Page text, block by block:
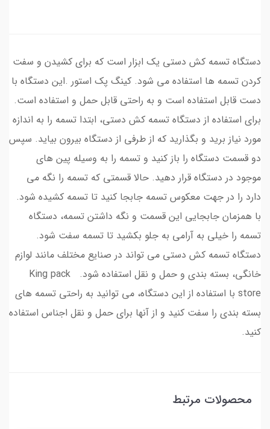
دستگاه تسمه کش دستی یک ابزار است که برای کشیدن و سفت
کردن تسمه ها استفاده می شود. کینگ پک استور .این دستگاه با
دست قابل استفاده است و به راحتی قابل حمل و استفاده است.
برای استفاده از دستگاه تسمه کش دستی، ابتدا تسمه را به اندازه
مورد نیاز برید و بگذارید که از طرفی از دستگاه بیرون بیاید. سپس
دو قسمت دستگاه را باز کنید و تسمه را به وسیله پین های
موجود در دستگاه قرار دهید. حالا قسمتی که تسمه را نگه می
دارد را در جهت معکوس تسمه جابجا کنید تا تسمه کشیده شود.
با همزمان جابجایی این قسمت و نگه داشتن تسمه، دستگاه
تسمه را خیلی به آرامی به جلو بکشید تا تسمه سفت شود.
دستگاه تسمه کش دستی می تواند در صنایع مختلف مانند لوازم
خانگی، بسته بندی و حمل و نقل استفاده شود. King pack
store با استفاده از این دستگاه، می توانید به راحتی تسمه های
بسته بندی را سفت کنید و از آنها برای حمل و نقل اجناس استفاده
کنید.
محصولات مرتبط